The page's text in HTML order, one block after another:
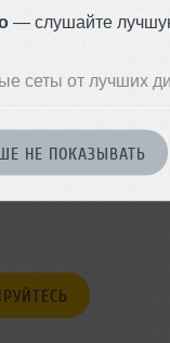
— слушайте
сеты от лучших
НЕ ПОКАЗЫВАТЬ